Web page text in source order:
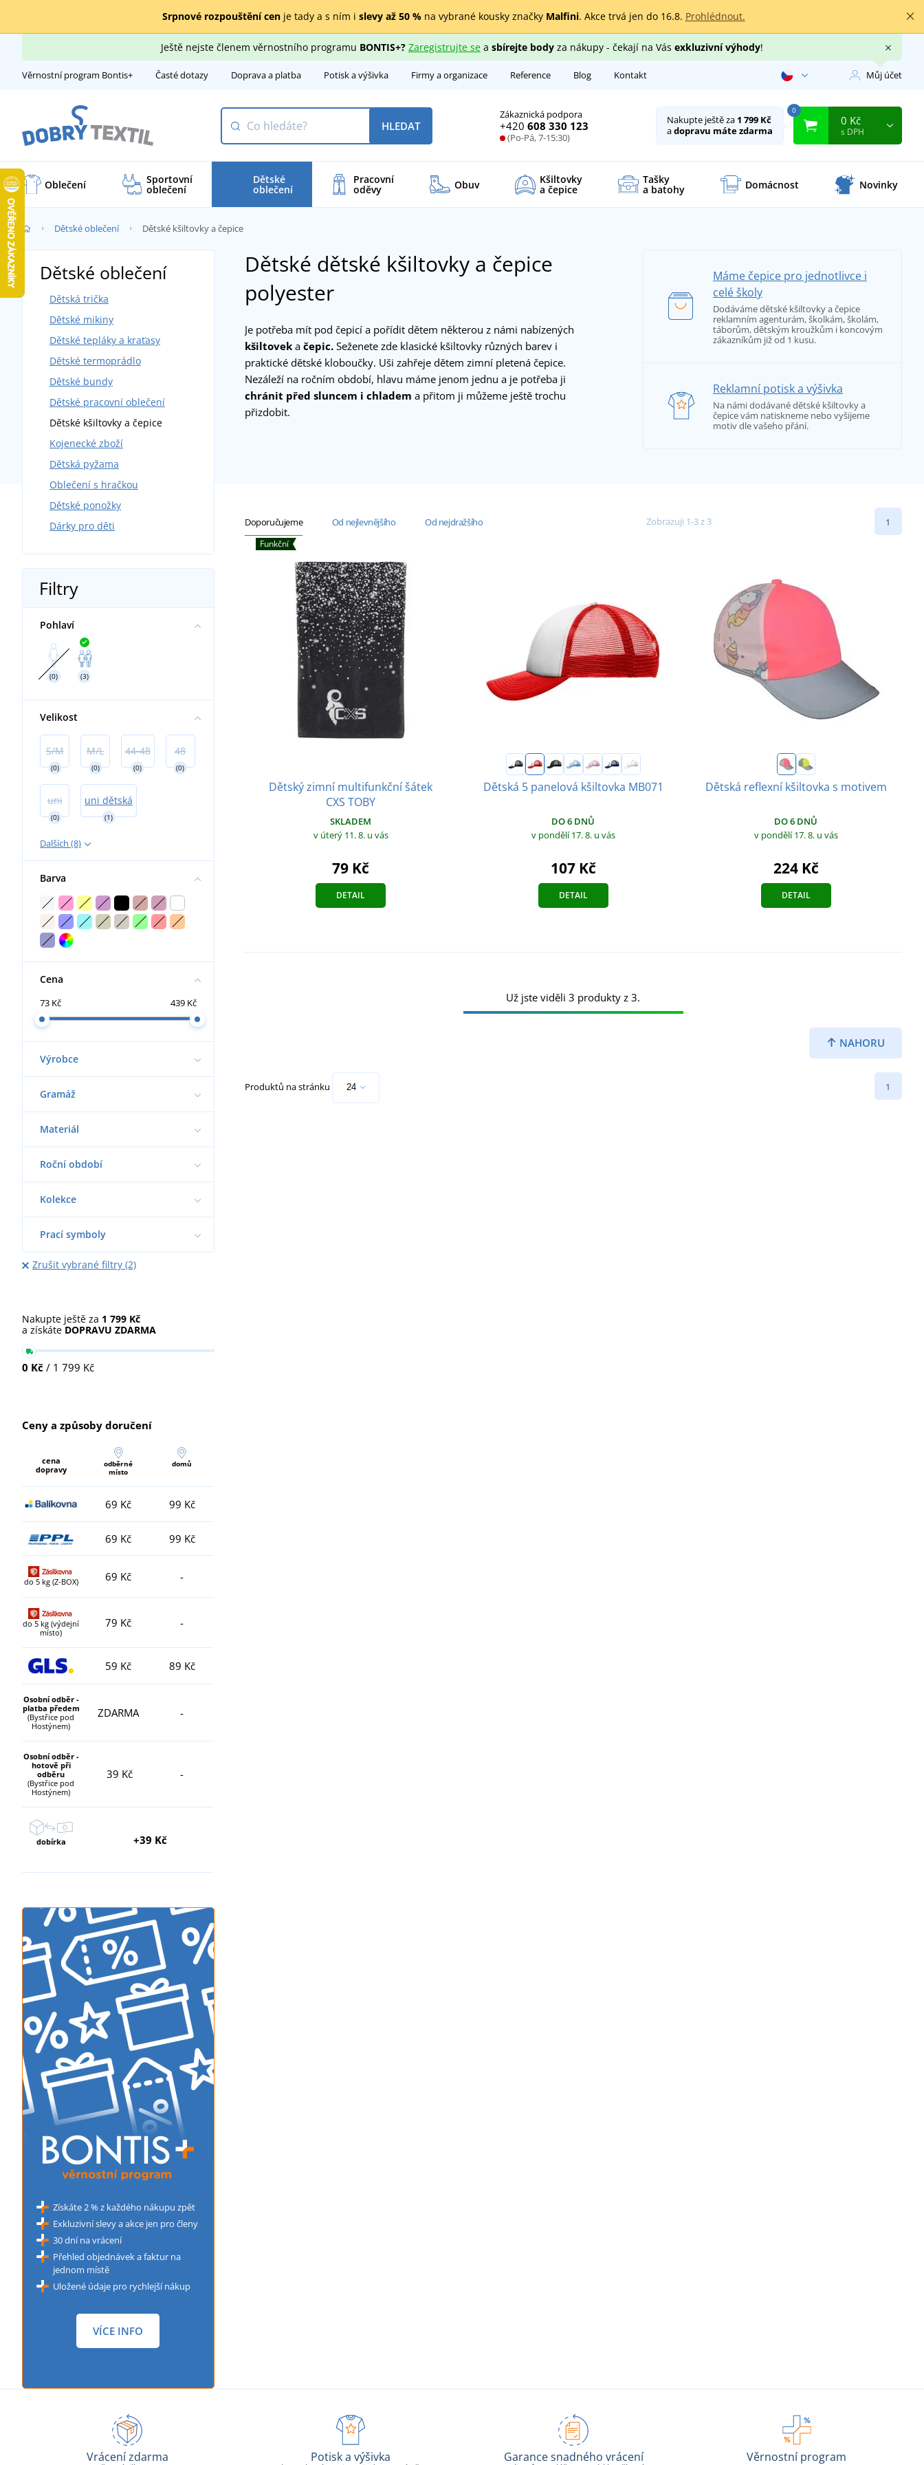
Srpnové rozpouštění cenje tady a s ním i slevy až 50 %na vybrané kousky značky Malfini. Akce trvá jen do 16.8. Prohlédnout.
Ještě nejste členem věrnostního programu BONTIS+? Zaregistrujte sea sbírejte bodyza nákupy - čekají na Vás exkluzivní výhody!
Věrnostní program Bontis+ Časté dotazy Doprava a platba Potisk a výšivka Firmy a organizace Reference Blog Kontakt Můj účet
Zákaznická podpora
+420 608 330 123
(Po-Pá, 7-15:30)
HLEDAT Nakupte ještě za 1 799 Kč
adopravu máte zdarma
0
0 Kč
s DPH
Oblečení Sportovní
oblečení
Dětské
oblečení
Pracovní
oděvy Obuv Kšiltovky
a čepice
Tašky
a batohy Domácnost Novinky
Dětské oblečení Dětské kšiltovky a čepice
Dětské dětské kšiltovky a čepice
polyester
Je potřeba mít pod čepicí a pořídit dětem některou z námi nabízených
kšiltovek a čepic. Seženete zde klasické kšiltovky různých barev i
praktické dětské kloboučky. Uši zahřeje dětem zimní pletená čepice.
Nezáleží na ročním období, hlavu máme jenom jednu a je potřeba ji
chránit před sluncem i chladem a přitom ji můžeme ještě trochu
přizdobit.
Máme čepice pro jednotlivce i
celé školy
Dodáváme dětské kšiltovky a čepice
reklamním agenturám, školkám, školám,
táborům, dětským kroužkům i koncovým
zákazníkům již od 1 kusu.
Reklamní potisk a výšivka
Na námi dodávané dětské kšiltovky a
čepice vám natiskneme nebo vyšijeme
motiv dle vašeho přání.
Dětské oblečení
Dětská trička
Dětské mikiny
Dětské tepláky a kraťasy
Dětské termoprádlo
Dětské bundy
Dětské pracovní oblečení
Dětské kšiltovky a čepice
Kojenecké zboží
Dětská pyžama
Oblečení s hračkou
Dětské ponožky
Dárky pro děti
Filtry
Pohlaví
(0) (3)
Velikost
S/M
(0)
M/L
(0)
44-48
(0)
48
(0)
uni
(0)
uni dětská
(1)
Dalších (8)
Barva
Cena
73 Kč 439 Kč
Výrobce
Gramáž
Materiál
Roční období
Kolekce
Prací symboly
Zrušit vybrané filtry (2)
Nakupte ještě za 1 799 Kč
a získáte DOPRAVU ZDARMA
0 Kč / 1 799 Kč
Ceny a způsoby doručení
cena
dopravy
odběrné
místo
domů
69 Kč 99 Kč
69 Kč 99 Kč
do 5 kg (Z-BOX) 69 Kč -
do 5 kg (výdejní
místo)
79 Kč -
59 Kč 89 Kč
Osobní odběr -
platba předem
(Bystřice pod
Hostýnem)
ZDARMA -
Osobní odběr -
hotově při
odběru
(Bystřice pod
Hostýnem)
39 Kč -
dobírka +39 Kč
Získáte 2 % z každého nákupu zpět
Exkluzivní slevy a akce jen pro členy
30 dní na vrácení
Přehled objednávek a faktur na
jednom místě
Uložené údaje pro rychlejší nákup
VÍCE INFO
Doporučujeme Od nejlevnějšího Od nejdražšího Zobrazuji 1-3 z 3 1
Funkční
Dětský zimní multifunkční šátek
CXS TOBY
SKLADEM
v úterý 11. 8. u vás
79 Kč
DETAIL
Dětská 5 panelová kšiltovka MB071
DO 6 DNŮ
v pondělí 17. 8. u vás
107 Kč
DETAIL
Dětská reflexní kšiltovka s motivem
DO 6 DNŮ
v pondělí 17. 8. u vás
224 Kč
DETAIL
NAHORU
Už jste viděli 3 produkty z 3.
Produktů na stránku 1
Vrácení zdarma Potisk a výšivka Garance snadného vrácení Věrnostní program